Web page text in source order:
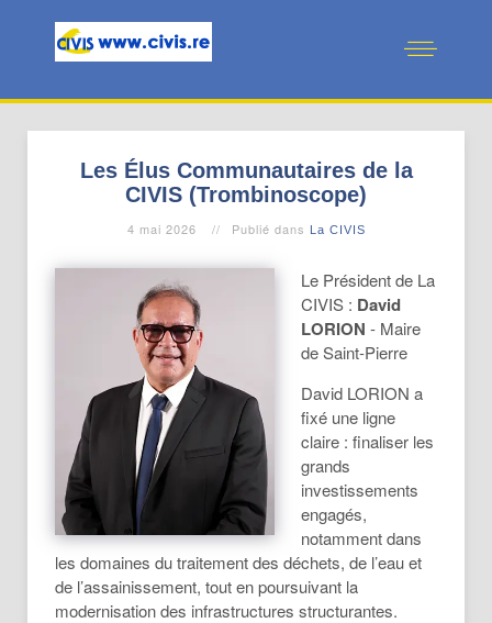
Les Élus Communautaires de la
CIVIS (Trombinoscope)
4 mai 2026 Publié dans La CIVIS
Le Président de La
CIVIS : David
LORION - Maire
de Saint-Pierre
David LORION a
fixé une ligne
claire : finaliser les
grands
investissements
engagés,
notamment dans
les domaines du traitement des déchets, de l’eau et
de l’assainissement, tout en poursuivant la
modernisation des infrastructures structurantes.